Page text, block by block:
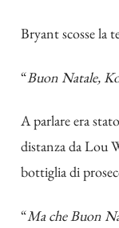
Bryant scosse la
“Buon Natale,
A parlare era
distanza da Lou
bottiglia di
“Ma che Buon